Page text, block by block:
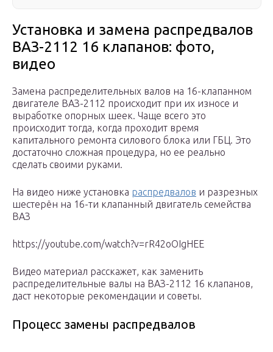
Установка и замена распредвалов
ВАЗ-2112 16 клапанов: фото,
видео
Замена распределительных валов на 16-клапанном
двигателе ВАЗ-2112 происходит при их износе и
выработке опорных шеек. Чаще всего это
происходит тогда, когда проходит время
капитального ремонта силового блока или ГБЦ. Это
достаточно сложная процедура, но ее реально
сделать своими руками.
На видео ниже установка распредвалов и разрезных
шестерён на 16-ти клапанный двигатель семейства
ВАЗ
https://youtube.com/watch?v=rR42oOIgHEE
Видео материал расскажет, как заменить
распределительные валы на ВАЗ-2112 16 клапанов,
даст некоторые рекомендации и советы.
Процесс замены распредвалов